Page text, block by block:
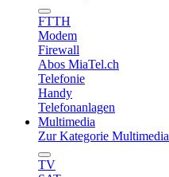
FTTH
Modem
Firewall
Abos MiaTel.ch
Telefonie
Handy
Telefonanlagen
Multimedia
Zur Kategorie Multimedia
TV